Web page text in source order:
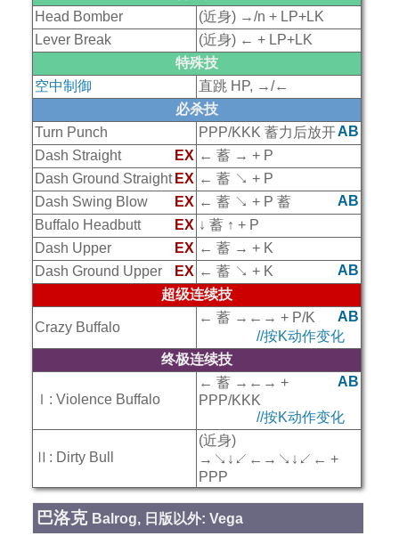
Head Bomber
(近身) →/n + LP+LK
Lever Break
(近身) ← + LP+LK
特殊技
空中制御
直跳 HP, →/←
必杀技
Turn Punch
AB
PPP/KKK 蓄力后放开
EX
Dash Straight
← 蓄 → + P
EX
Dash Ground Straight
← 蓄 ↘ + P
EX
Dash Swing Blow AB
← 蓄 ↘ + P 蓄
EX
Buffalo Headbutt
↓ 蓄 ↑ + P
EX
Dash Upper
← 蓄 → + K
EX
Dash Ground Upper AB
← 蓄 ↘ + K
超级连续技
Crazy Buffalo
AB
← 蓄 →←→ + P/K
//按K动作变化
终极连续技
Ⅰ: Violence Buffalo
AB
← 蓄 →←→ +
PPP/KKK
//按K动作变化
Ⅱ: Dirty Bull
(近身)
→↘↓↙←→↘↓↙← +
PPP
巴洛克 Balrog, 日版以外: Vega